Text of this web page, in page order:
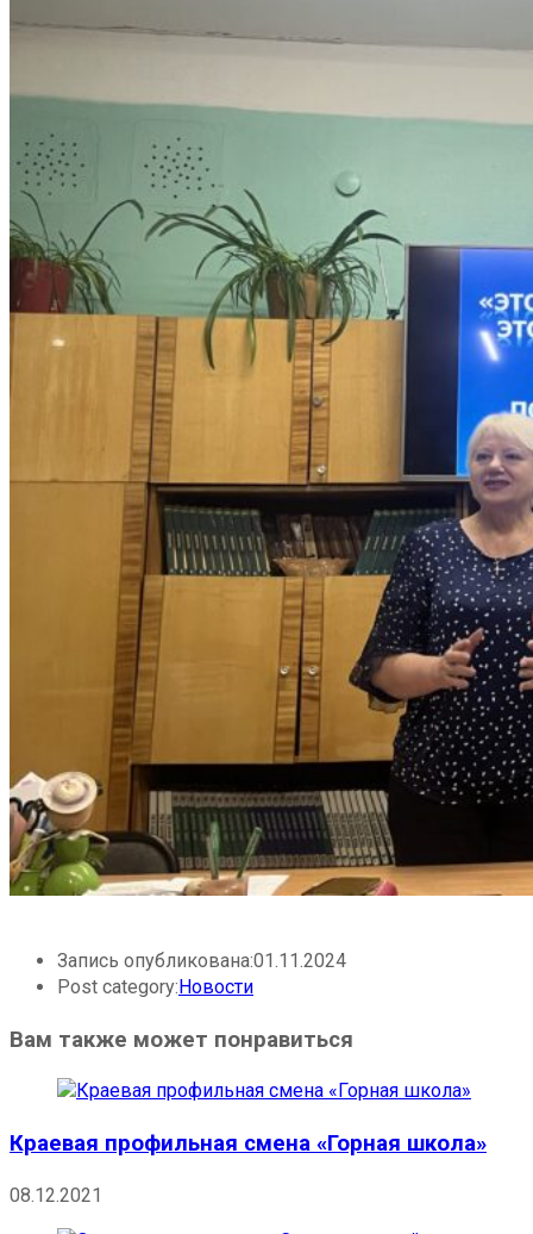
Запись опубликована:01.11.2024
Post category:Новости
Вам также может понравиться
Краевая профильная смена «Горная школа»
08.12.2021